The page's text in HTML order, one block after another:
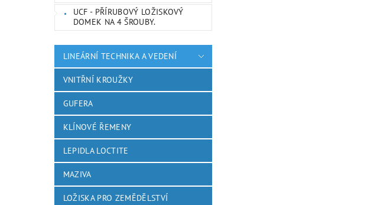
UCF - PŘÍRUBOVÝ LOŽISKOVÝ
DOMEK NA 4 ŠROUBY.
LINEÁRNÍ TECHNIKA A VEDENÍ
VNITŘNÍ KROUŽKY
GUFERA
KLÍNOVÉ ŘEMENY
LEPIDLA LOCTITE
MAZIVA
LOŽISKA PRO ZEMĚDĚLSTVÍ